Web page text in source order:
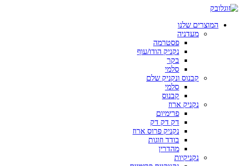
המוצרים שלנו
מעדניה
פסטרמה
נקניק הודו/עוף
בקר
סלמי
קבנוס ונקניק שלם
סלמי
קבנוס
נקניק ארוז
פרימיום
דק דק דק
נקניק פרוס ארוז
בודד וזוגות
מהדרין
נקניקיות